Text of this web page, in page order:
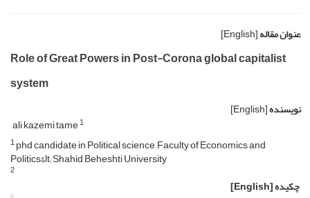
عنوان مقاله[English]
Role of Great Powers in Post-Corona global capitalist
system
نویسنده[English]
ali kazemi tame1
1phd candidate in Political science, Faculty of Economics and
Politics&lt; Shahid Beheshti University
2
چکیده[English]